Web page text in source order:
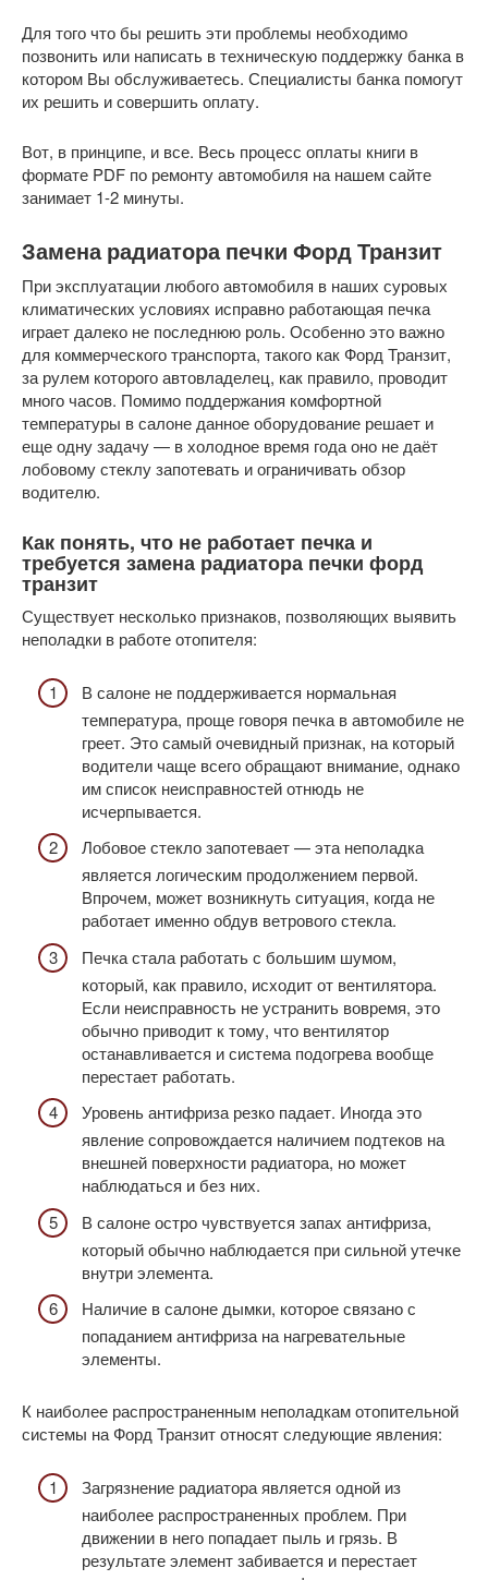
Для того что бы решить эти проблемы необходимо
позвонить или написать в техническую поддержку банка в
котором Вы обслуживаетесь. Специалисты банка помогут
их решить и совершить оплату.
Вот, в принципе, и все. Весь процесс оплаты книги в
формате PDF по ремонту автомобиля на нашем сайте
занимает 1-2 минуты.
Замена радиатора печки Форд Транзит
При эксплуатации любого автомобиля в наших суровых
климатических условиях исправно работающая печка
играет далеко не последнюю роль. Особенно это важно
для коммерческого транспорта, такого как Форд Транзит,
за рулем которого автовладелец, как правило, проводит
много часов. Помимо поддержания комфортной
температуры в салоне данное оборудование решает и
еще одну задачу — в холодное время года оно не даёт
лобовому стеклу запотевать и ограничивать обзор
водителю.
Как понять, что не работает печка и
требуется замена радиатора печки форд
транзит
Существует несколько признаков, позволяющих выявить
неполадки в работе отопителя:
В салоне не поддерживается нормальная
температура, проще говоря печка в автомобиле не
греет. Это самый очевидный признак, на который
водители чаще всего обращают внимание, однако
им список неисправностей отнюдь не
исчерпывается.
Лобовое стекло запотевает — эта неполадка
является логическим продолжением первой.
Впрочем, может возникнуть ситуация, когда не
работает именно обдув ветрового стекла.
Печка стала работать с большим шумом,
который, как правило, исходит от вентилятора.
Если неисправность не устранить вовремя, это
обычно приводит к тому, что вентилятор
останавливается и система подогрева вообще
перестает работать.
Уровень антифриза резко падает. Иногда это
явление сопровождается наличием подтеков на
внешней поверхности радиатора, но может
наблюдаться и без них.
В салоне остро чувствуется запах антифриза,
который обычно наблюдается при сильной утечке
внутри элемента.
Наличие в салоне дымки, которое связано с
попаданием антифриза на нагревательные
элементы.
К наиболее распространенным неполадкам отопительной
системы на Форд Транзит относят следующие явления:
Загрязнение радиатора является одной из
наиболее распространенных проблем. При
движении в него попадает пыль и грязь. В
результате элемент забивается и перестает